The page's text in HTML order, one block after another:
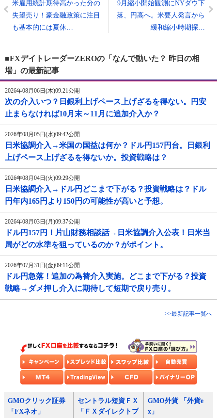
米雇用統計期待高かった分の
失望売り！豪金融政策に注目
も基本的には夏休…
9月縮小開始観測にNYダウ下
落、円高へ。米要人発言から
緩和縮小時期探…
■FXデイトレーダーZEROの「なんで動いた？ 昨日の相
場」の最新記事
2026年08月06日(木)09:21公開
次の介入いつ？日銀利上げペース上げざるを得ない。円安
止まらなければ10月末～11月に追加介入か？
2026年08月05日(水)09:42公開
日米協調介入→米国の国益は何か？ドル円157円台。日銀利
上げペース上げざるを得ないか。投資戦略は？
2026年08月04日(火)09:29公開
日米協調介入→ドル円どこまで下がる？投資戦略は？ドル
円年内165円より150円の可能性が高いと予想。
2026年08月03日(月)09:37公開
ドル円157円！片山財務相談話→日米協調介入公表！日米当
局がどの水準を狙っているのか？がポイント。
2026年07月31日(金)09:11公開
ドル円急落！追加の為替介入実施。どこまで下がる？投資
戦略→ダメ押し介入に期待して短期で戻り売り。
>>最新記事一覧へ
GMOクリック証券
「FXネオ」
セントラル短資ＦＸ
「ＦＸダイレクトプ
GMO外貨 「外貨e
x」